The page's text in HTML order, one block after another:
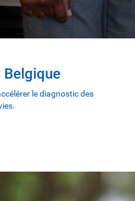
Belgique
le diagnostic des